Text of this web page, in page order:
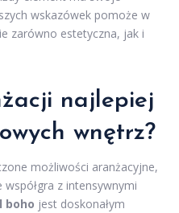
wskazówek pomoże w
zarówno estetyczna, jak i
najlepiej
wnętrz?
możliwości aranżacyjne,
z intensywnymi
boho jest doskonałym